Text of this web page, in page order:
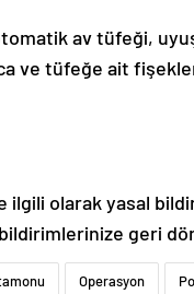
av tüfeği,
ve tüfeğe ait
ilgili olarak yasal
geri
Operasyon